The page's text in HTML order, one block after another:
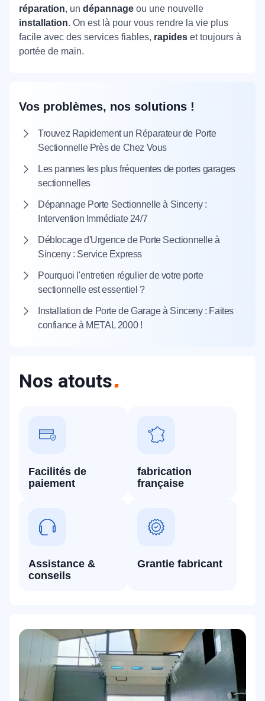
réparation, un dépannage ou une nouvelle
installation. On est là pour vous rendre la vie plus
facile avec des services fiables, rapides et toujours à
portée de main.
Vos problèmes, nos solutions !
Trouvez Rapidement un Réparateur de Porte
Sectionnelle Près de Chez Vous
Les pannes les plus fréquentes de portes garages
sectionnelles
Dépannage Porte Sectionnelle à Sinceny :
Intervention Immédiate 24/7
Déblocage d'Urgence de Porte Sectionnelle à
Sinceny : Service Express
Pourquoi l'entretien régulier de votre porte
sectionnelle est essentiel ?
Installation de Porte de Garage à Sinceny : Faites
confiance à METAL 2000 !
Nos atouts
Facilités de
paiement
fabrication
française
Assistance &
conseils
Grantie fabricant